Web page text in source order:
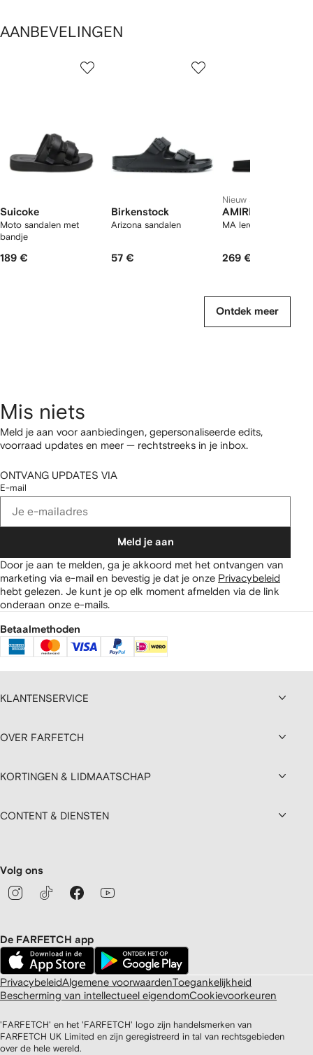
AANBEVELINGEN
Suicoke
Moto sandalen met
bandje
189 €
Birkenstock
Arizona sandalen
57 €
Nieuw seizoen
AMIRI
MA leren sandalen
269 €
Ontdek meer
Mis niets
Meld je aan voor aanbiedingen, gepersonaliseerde edits,
voorraad updates en meer — rechtstreeks in je inbox.
ONTVANG UPDATES VIA
E-mail
Meld je aan
Door je aan te melden, ga je akkoord met het ontvangen van
marketing via e-mail en bevestig je dat je onze Privacybeleid
hebt gelezen. Je kunt je op elk moment afmelden via de link
onderaan onze e-mails.
Betaalmethoden
KLANTENSERVICE
OVER FARFETCH
KORTINGEN & LIDMAATSCHAP
CONTENT & DIENSTEN
Volg ons
De FARFETCH app
PrivacybeleidAlgemene voorwaardenToegankelijkheid
Bescherming van intellectueel eigendomCookievoorkeuren
'FARFETCH' en het 'FARFETCH' logo zijn handelsmerken van
FARFETCH UK Limited en zijn geregistreerd in tal van rechtsgebieden
over de hele wereld.